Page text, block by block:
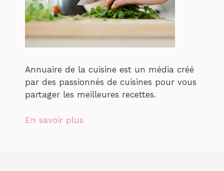
Annuaire de la cuisine est un média créé
par des passionnés de cuisines pour vous
partager les meilleures recettes.
En savoir plus